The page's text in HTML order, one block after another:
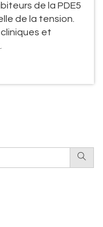
de la PDE5
de la tension.
et